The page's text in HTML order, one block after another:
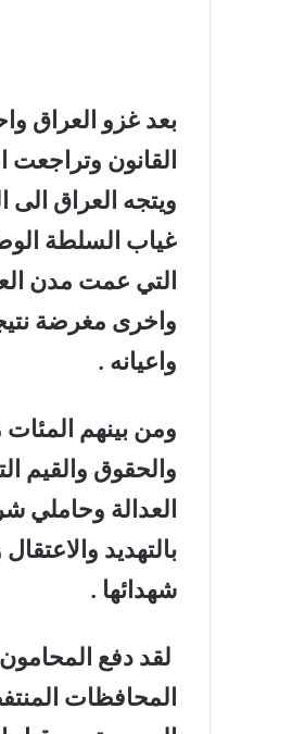
بعد غزو العراق
القانون
ويتجه العراق الى
غياب السلطة
التي عمت مدن
واخرى مغرضة
واعيانه .
ومن بينهم
والحقوق والقيم
العدالة وحاملي
بالتهديد
شهدائها .
لقد دفع
المحافظات